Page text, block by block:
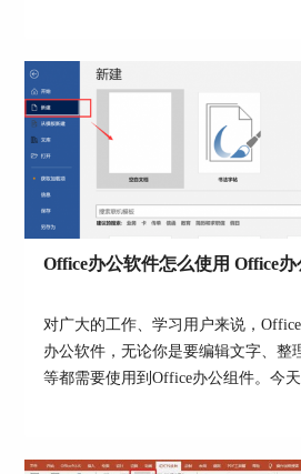
图片2：选择添加数据透
3、位置设置完成后点击确认，
excel表格右侧出现了数据透视
将部门拖动之下方的“行”，将
时查看和跟进，下面就带大家了解一
Office办公软件怎么使用 Office
对广大的工作、学习用户来说，
办公软件，无论你是要编辑文字、整
等都需要使用到Office办公组件。今
Office办公软件怎么使用，Office办